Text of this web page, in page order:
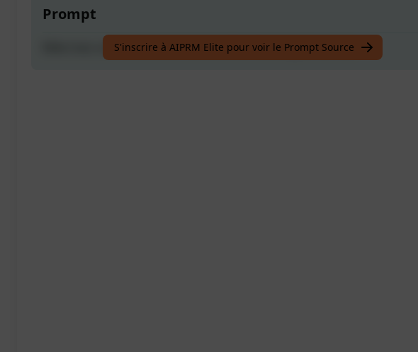
Prompt
Réécrivez votre document comme Dan Kennedy en un clic.
S'inscrire à AIPRM Elite pour voir le Prompt Source